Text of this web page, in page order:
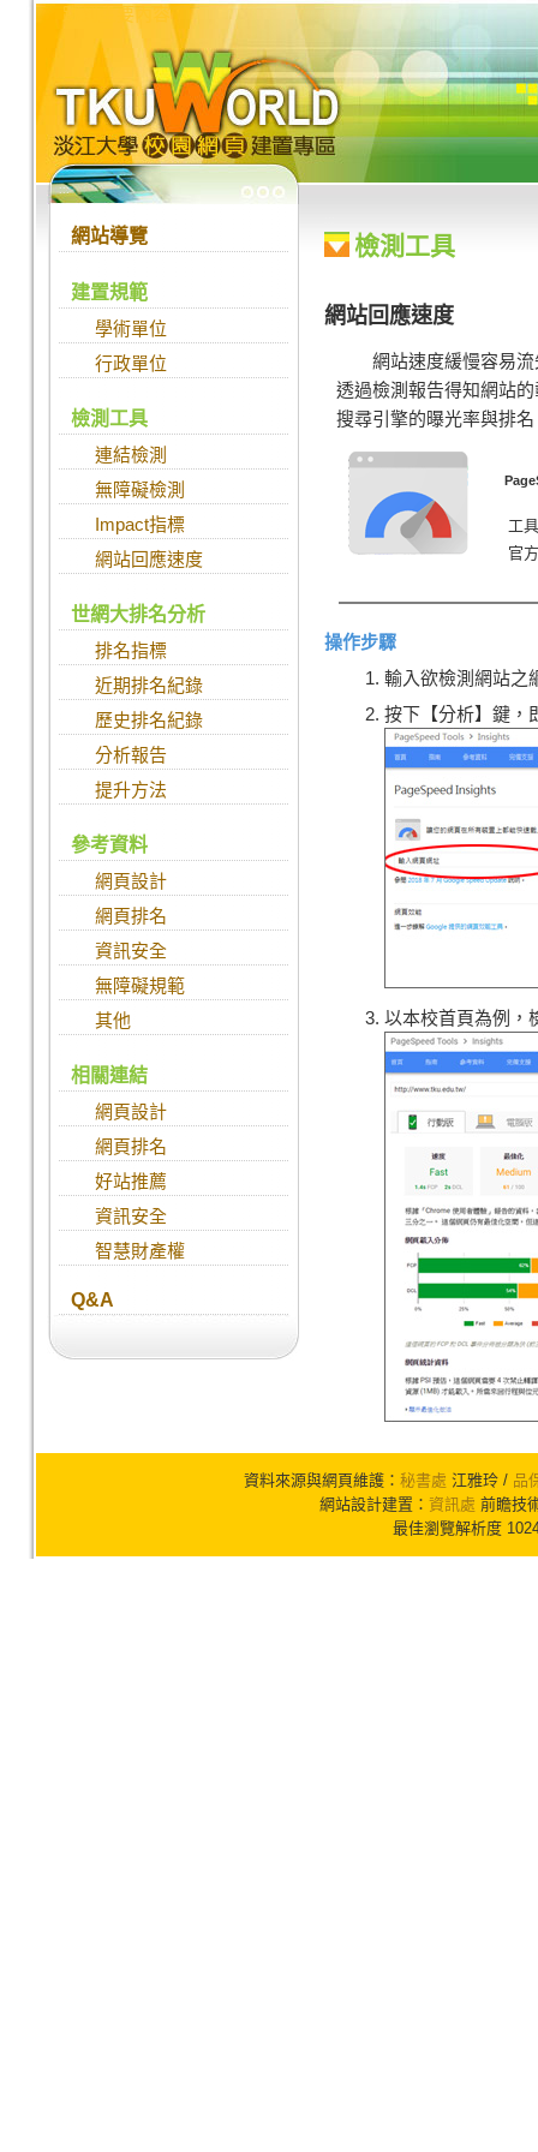
跳到主要內容
:::
網站導覽
建置規範
學術單位
行政單位
檢測工具
連結檢測
無障礙檢測
Impact指標
網站回應速度
世網大排名分析
排名指標
近期排名紀錄
歷史排名紀錄
分析報告
提升方法
參考資料
網頁設計
網頁排名
資訊安全
無障礙規範
其他
相關連結
網頁設計
網頁排名
好站推薦
資訊安全
智慧財產權
Q&A
檢測工具
網站回應速度
網站速度緩慢容易
透過檢測報告得知網站
搜尋引擎的曝光率與排名
工
官
操作步驟
輸入欲檢測網站之
按下【分析】鍵，
以本校首頁為例，
資料來源與網頁維護： 秘書處 江雅玲 / 品
網站設計建置： 資訊處 前瞻技
最佳瀏覽解析度